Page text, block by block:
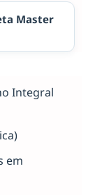
Master
Integral
em